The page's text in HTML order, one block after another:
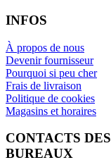
INFOS
À propos de nous
Devenir fournisseur
Pourquoi si peu cher
Frais de livraison
Politique de cookies
Magasins et horaires
CONTACTS DES
BUREAUX